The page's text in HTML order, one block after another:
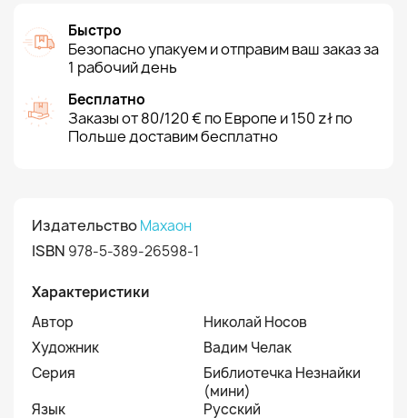
Быстро
Безопасно упакуем и отправим ваш заказ за
1 рабочий день
Бесплатно
Заказы от 80/120 € по Европе и 150 zł по
Польше доставим бесплатно
ИздательствоМахаон
ISBN 978-5-389-26598-1
Характеристики
Автор
Николай Носов
Художник
Вадим Челак
Серия
Библиотечка Незнайки
(мини)
Язык
Русский